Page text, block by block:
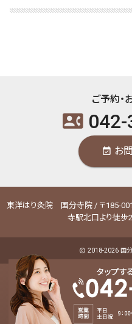
ご予約・
contact_phone
event_available お
東洋はり灸院 国分寺院 / 〒185-
寺駅北口より徒步
copyright 2018-2026 国